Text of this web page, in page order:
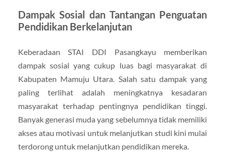
Dampak Sosial dan Tantangan Penguatan
Pendidikan Berkelanjutan
KeberadaanSTAI DDI Pasangkayu memberikan
dampak sosial yang cukup luas bagi masyarakat di
Kabupaten Mamuju Utara. Salah satu dampak yang
paling terlihat adalah meningkatnya kesadaran
masyarakat terhadap pentingnya pendidikan tinggi.
Banyak generasi muda yang sebelumnya tidak memiliki
akses atau motivasi untuk melanjutkan studi kini mulai
terdorong untuk melanjutkan pendidikan mereka.